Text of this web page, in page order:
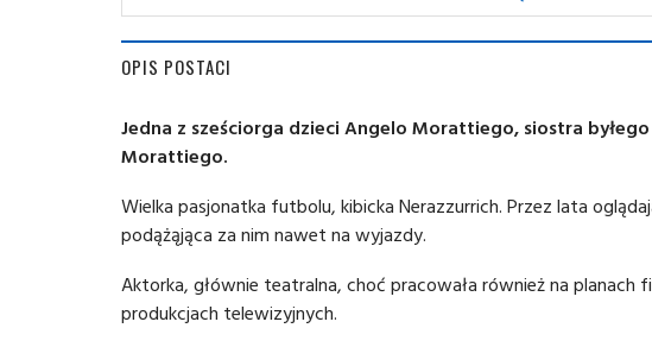
OPIS POSTACI
Jedna z sześciorga dzieci Angelo Morattiego, siostra
Morattiego.
Wielka pasjonatka futbolu, kibicka Nerazzurrich. Przez lata
podążąjąca za nim nawet na wyjazdy.
Aktorka, głównie teatralna, choć pracowała również na
produkcjach telewizyjnych.